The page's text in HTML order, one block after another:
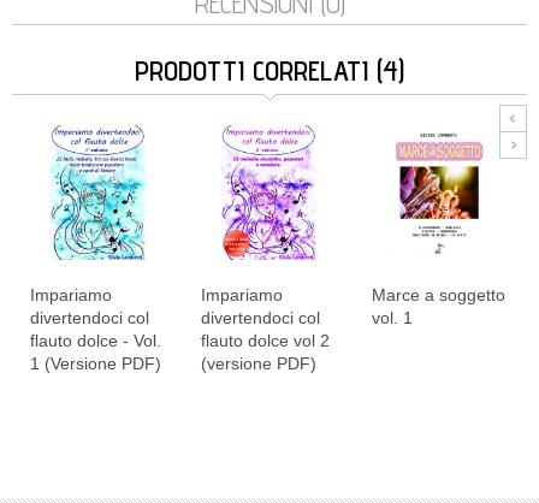
PRODOTTI CORRELATI (4)
Impariamo
divertendoci col
flauto dolce - Vol.
1 (Versione PDF)
Impariamo
divertendoci col
flauto dolce vol 2
(versione PDF)
Marce a soggetto
vol. 1